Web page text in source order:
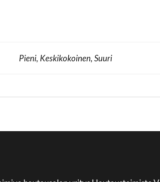
Pieni, Keskikokoinen, Suuri